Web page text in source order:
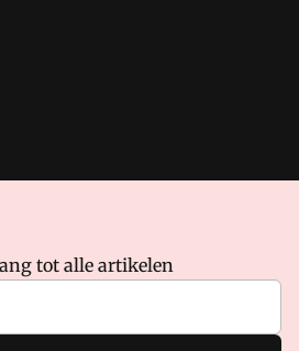
media. Lees in
Op gebruik van deze site zijn de
toepassing:Algemene Voorwaarden
tot alle artikelen